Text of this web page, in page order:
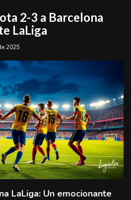
2-3 a Barcelona
LaLiga
2025
LaLiga: Un emocionante